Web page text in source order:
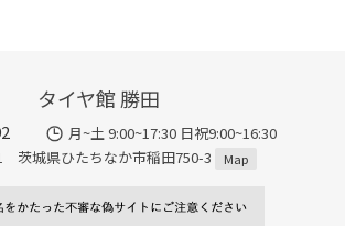
し、適正な空気圧になるよう補充まで対応し
タイヤ館 勝田
月~土 9:00~17:30 日祝9:00~16:30
茨城県ひたちなか市稲田750-3
Map